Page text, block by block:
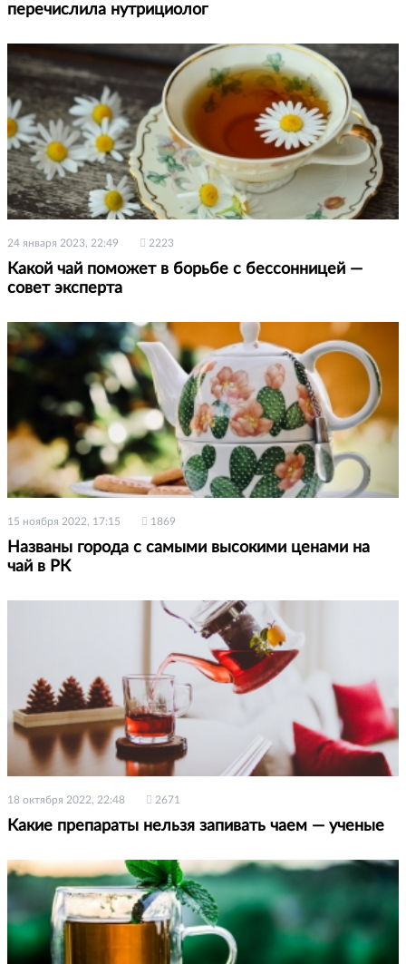
перечислила нутрициолог
24 января 2023, 22:49 2223
Какой чай поможет в борьбе с бессонницей —
совет эксперта
15 ноября 2022, 17:15 1869
Названы города с самыми высокими ценами на
чай в РК
18 октября 2022, 22:48 2671
Какие препараты нельзя запивать чаем — ученые